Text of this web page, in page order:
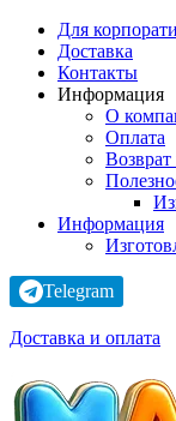
Для
Доставка
Контакты
Информация
О
Оплата
Информация
Telegram
Доставка и оплата